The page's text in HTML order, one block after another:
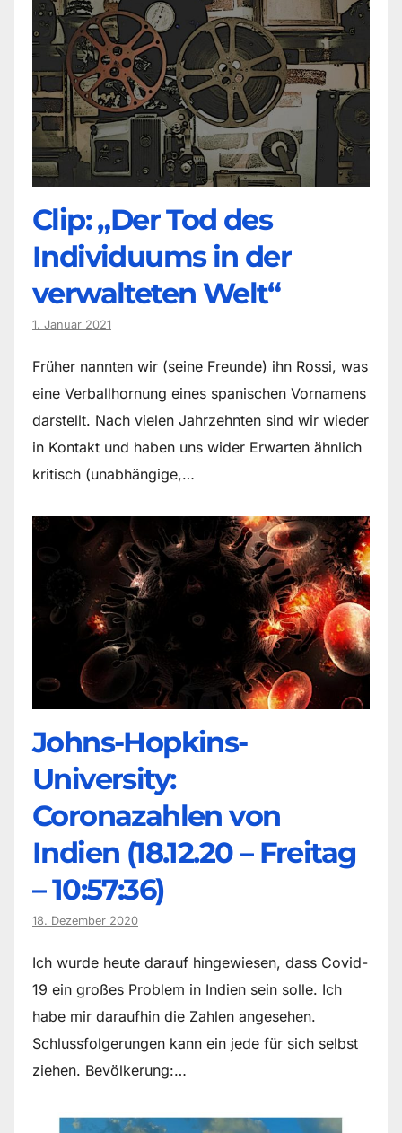
Clip: „Der Tod des
Individuums in der
verwalteten Welt“
1. Januar 2021
Früher nannten wir (seine Freunde) ihn Rossi, was
eine Verballhornung eines spanischen Vornamens
darstellt. Nach vielen Jahrzehnten sind wir wieder
in Kontakt und haben uns wider Erwarten ähnlich
kritisch (unabhängige,…
Johns-Hopkins-
University:
Coronazahlen von
Indien (18.12.20 – Freitag
– 10:57:36)
18. Dezember 2020
Ich wurde heute darauf hingewiesen, dass Covid-
19 ein großes Problem in Indien sein solle. Ich
habe mir daraufhin die Zahlen angesehen.
Schlussfolgerungen kann ein jede für sich selbst
ziehen. Bevölkerung:…